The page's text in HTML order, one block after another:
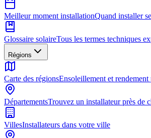
Meilleur moment installationQuand installer
Glossaire solaireTous les termes techniques
Régions
Carte des régionsEnsoleillement et rendement
DépartementsTrouvez un installateur près de
VillesInstallateurs dans votre ville